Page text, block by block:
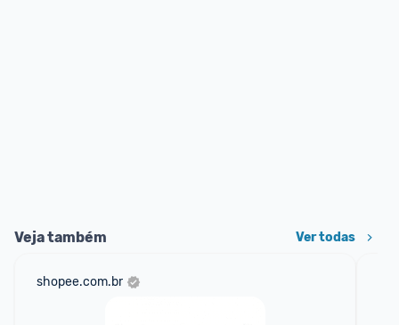
Veja também Ver todas
shopee.com.br